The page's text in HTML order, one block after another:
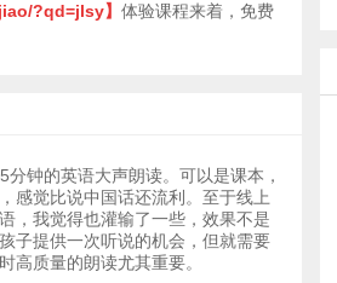
?qd=jlsy】 体验课程来着，免费
钟的英语大声朗读。可以是课本，
感觉比说中国话还流利。至于线上
，我觉得也灌输了一些，效果不是
子提供一次听说的机会，但就需要
高质量的朗读尤其重要。